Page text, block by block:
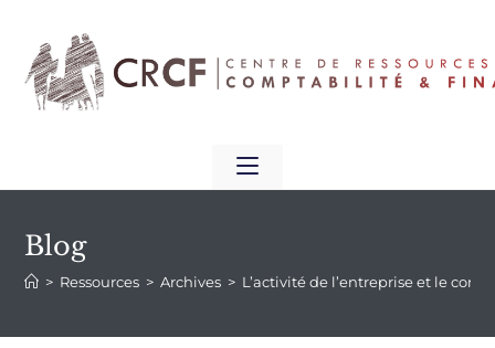
Blog
> Ressources > Archives > L’activité de l’entreprise et le